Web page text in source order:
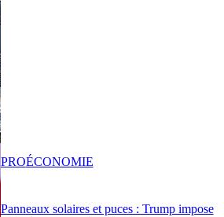
Panneaux solaires et puces : Trump impose
PROÉCONOMIE